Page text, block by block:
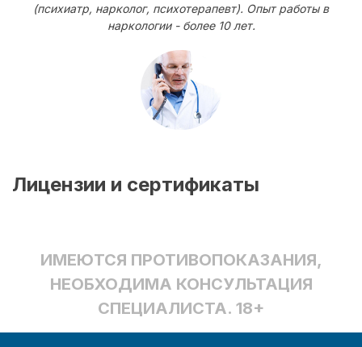
(психиатр, нарколог, психотерапевт). Опыт работы в
наркологии - более 10 лет.
Лицензии и сертификаты
ИМЕЮТСЯ ПРОТИВОПОКАЗАНИЯ,
НЕОБХОДИМА КОНСУЛЬТАЦИЯ
СПЕЦИАЛИСТА. 18+